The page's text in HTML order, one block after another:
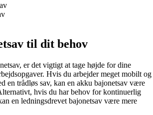
til dit behov
er det vigtigt at tage højde for dine
Hvis du arbejder meget mobilt og
en trådløs sav, kan en akku bajonetsav være
hvis du har behov for kontinuerlig
en ledningsdrevet bajonetsav være mere